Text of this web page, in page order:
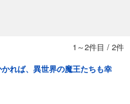
1～2件目 / 2件
れば、異世界の魔王たちも幸